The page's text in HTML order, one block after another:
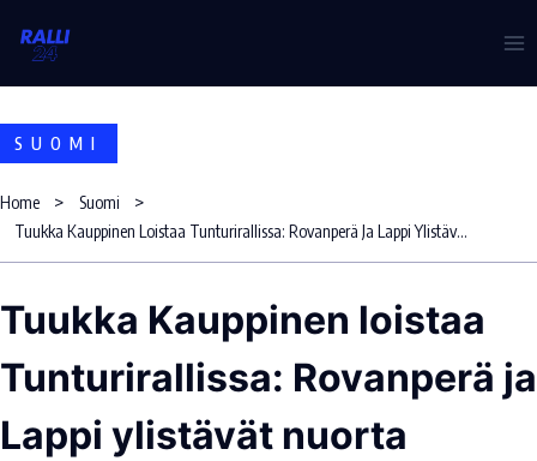
SUOMI
Home
Suomi
Tuukka Kauppinen Loistaa Tunturirallissa: Rovanperä Ja Lappi Ylistävät Nuorta Suomalaistähteä
Tuukka Kauppinen loistaa
Tunturirallissa: Rovanperä ja
Lappi ylistävät nuorta